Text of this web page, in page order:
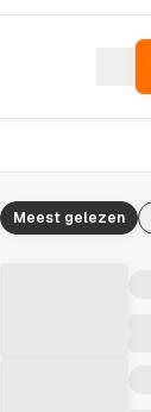
Meest gelezen